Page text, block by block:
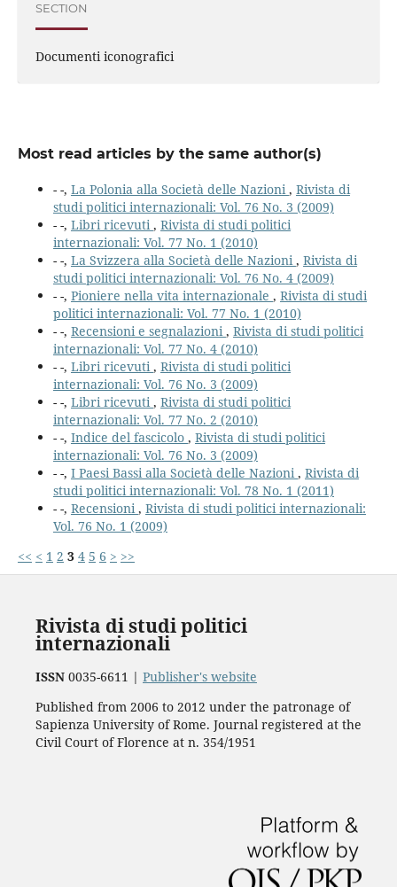
SECTION
Documenti iconografici
Most read articles by the same author(s)
- -, La Polonia alla Società delle Nazioni, Rivista di
studi politici internazionali: Vol. 76 No. 3 (2009)
- -, Libri ricevuti, Rivista di studi politici
internazionali: Vol. 77 No. 1 (2010)
- -, La Svizzera alla Società delle Nazioni, Rivista di
studi politici internazionali: Vol. 76 No. 4 (2009)
- -, Pioniere nella vita internazionale , Rivista di studi
politici internazionali: Vol. 77 No. 1 (2010)
- -, Recensioni e segnalazioni, Rivista di studi politici
internazionali: Vol. 77 No. 4 (2010)
- -, Libri ricevuti, Rivista di studi politici
internazionali: Vol. 76 No. 3 (2009)
- -, Libri ricevuti, Rivista di studi politici
internazionali: Vol. 77 No. 2 (2010)
- -, Indice del fascicolo , Rivista di studi politici
internazionali: Vol. 76 No. 3 (2009)
- -, I Paesi Bassi alla Società delle Nazioni, Rivista di
studi politici internazionali: Vol. 78 No. 1 (2011)
- -, Recensioni, Rivista di studi politici internazionali:
Vol. 76 No. 1 (2009)
<< < 1 2 3 4 5 6 > >>
Rivista di studi politici
internazionali
ISSN0035-6611 | Publisher's website
Published from 2006 to 2012 under the patronage of
Sapienza University of Rome. Journal registered at the
Civil Court of Florence at n. 354/1951